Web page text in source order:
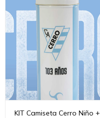
KIT Camiseta Cerro Niño +